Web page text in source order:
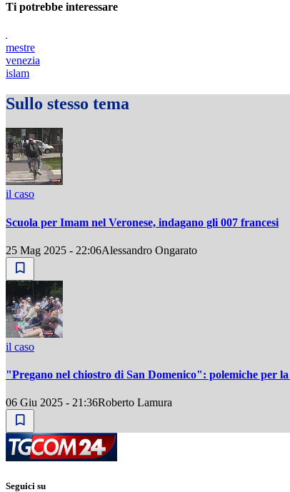
Ti potrebbe interessare
mestre
venezia
islam
Sullo stesso tema
il caso
Scuola per Imam nel Veronese, indagano gli 007 francesi
25 Mag 2025 - 22:06Alessandro Ongarato
il caso
"Pregano nel chiostro di San Domenico": polemiche per
06 Giu 2025 - 21:36Roberto Lamura
Seguici su